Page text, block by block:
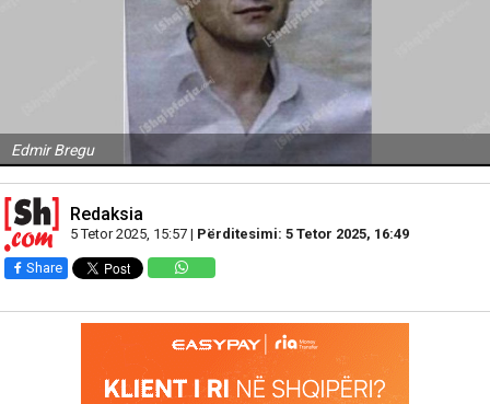
Edmir Bregu
Redaksia
5 Tetor 2025, 15:57 | Përditesimi: 5 Tetor 2025, 16:49
Share